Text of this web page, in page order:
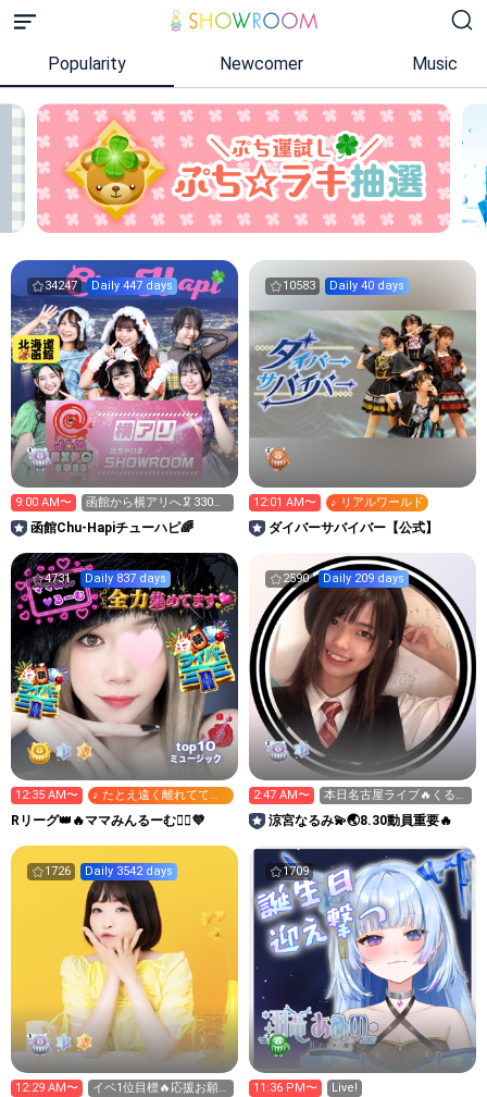
Popularity Newcomer Music
34247 Daily 447 days
9:00 AM〜
函館から横アリへ🦑330万
pt目標！キラ星求！
函館Chu-Hapiチューハピ🌈
10583 Daily 40 days
12:01 AM〜 ♪ リアルワールド
‪ダイバーサバイバー【公式】
4731 Daily 837 days
top10
ミュージック
12:35 AM〜
♪ たとえ遠く離れてて
も...
Rリーグ👑🔥ママみんるーむ💁‍♀️💜
2590 Daily 209 days
2:47 AM〜
本日名古屋ライブ🔥くる人
教えてー
涼宮なるみ💫🌏8.30動員重要🔥
1726 Daily 3542 days
12:29 AM〜
イベ1位目標🔥応援お願
1709
11:36 PM〜 Live!